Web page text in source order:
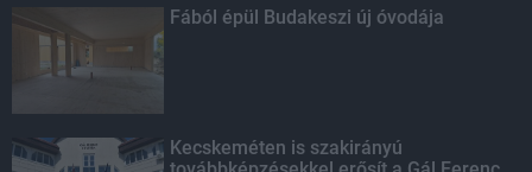
Fából épül Budakeszi új óvodája
Kecskeméten is szakirányú